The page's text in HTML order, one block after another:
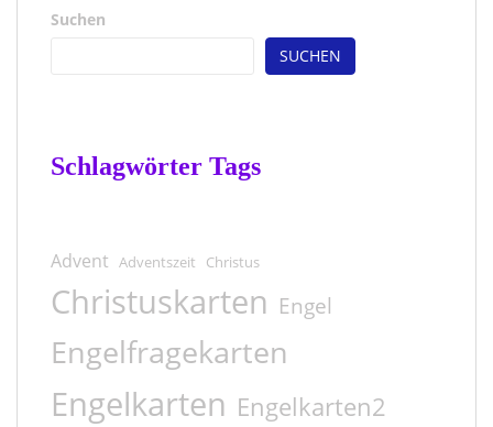
Suchen
SUCHEN
Schlagwörter Tags
Advent Adventszeit Christus
Christuskarten Engel
Engelfragekarten
Engelkarten Engelkarten2